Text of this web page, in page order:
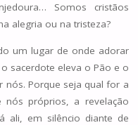
Somos cristãos
alegria ou na tristeza?
um lugar de onde adorar
sacerdote eleva o Pão e o
nós. Porque seja qual for a
nós próprios, a revelação
ali, em silêncio diante de